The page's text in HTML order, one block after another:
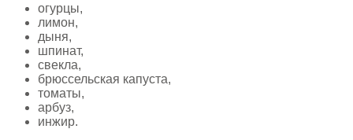
огурцы,
лимон,
дыня,
шпинат,
свекла,
брюссельская капуста,
томаты,
арбуз,
инжир.